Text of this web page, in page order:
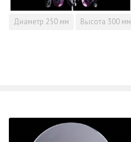
Диаметр 250 мм Высота 300 мм